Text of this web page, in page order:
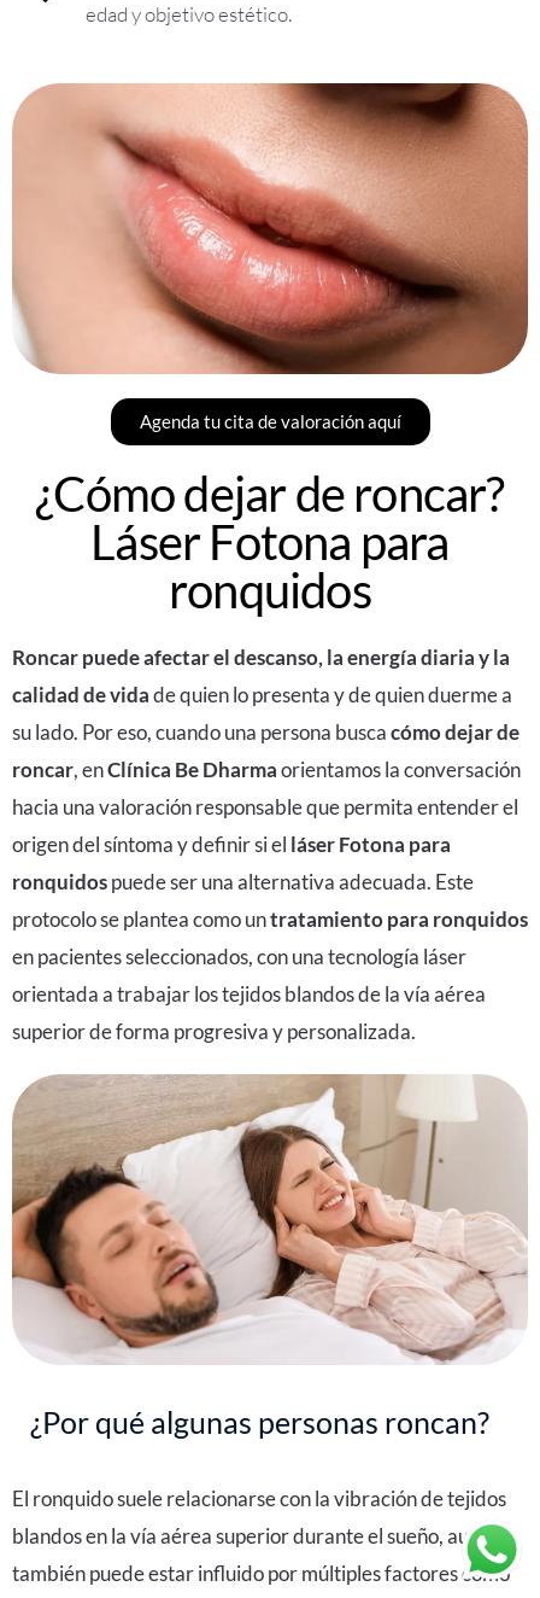
edad y objetivo estético.
Agenda tu cita de valoración aquí
¿Cómo dejar de roncar?
Láser Fotona para
ronquidos
Roncar puede afectar el descanso, la energía diaria y la
calidad de vidade quien lo presenta y de quien duerme a
su lado. Por eso, cuando una persona buscacómo dejar de
roncar, enClínica Be Dharmaorientamos la conversación
hacia una valoración responsable que permita entender el
origen del síntoma y definir si el láser Fotona para
ronquidospuede ser una alternativa adecuada. Este
protocolo se plantea como untratamiento para ronquidos
en pacientes seleccionados, con una tecnología láser
orientada a trabajar los tejidos blandos de la vía aérea
superior de forma progresiva y personalizada.
¿Por qué algunas personas roncan?
El ronquido suele relacionarse con la vibración de tejidos
blandos en la vía aérea superior durante el sueño, aunque
también puede estar influido por múltiples factores como